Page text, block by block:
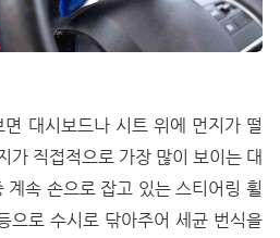
대시보드나 시트 위에 먼지가 떨
가 직접적으로 가장 많이 보이는 대
계속 손으로 잡고 있는 스티어링 휠
으로 수시로 닦아주어 세균 번식을